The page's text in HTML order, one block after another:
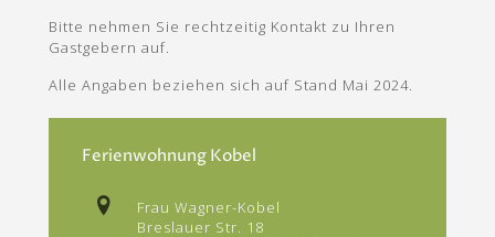
Bitte nehmen Sie rechtzeitig Kontakt zu Ihren
Gastgebern auf.
Alle Angaben beziehen sich auf Stand Mai 2024.
Ferienwohnung Kobel
Frau Wagner-Kobel
Breslauer Str. 18